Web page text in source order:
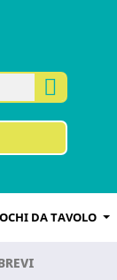
DA TAVOLO